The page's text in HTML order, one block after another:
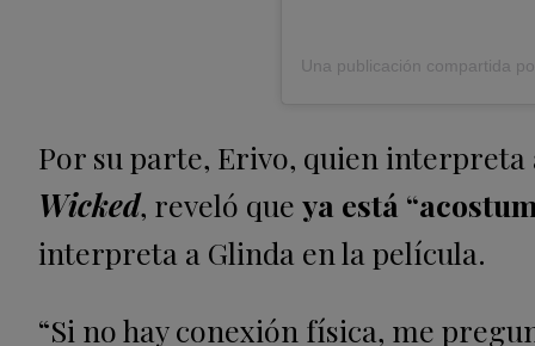
Por su parte, Erivo, quien
Wicked, reveló que ya está
interpreta a Glinda en la película.
“Si no hay conexión física, me